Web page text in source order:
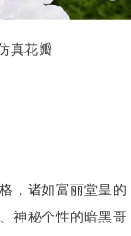
真花瓣
，诸如富丽堂皇的
神秘个性的暗黑哥